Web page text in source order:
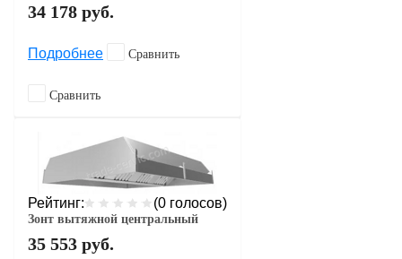
34 178 руб.
Подробнее Сравнить
Сравнить
Рейтинг: (0 голосов)
Зонт вытяжной центральный
35 553 руб.